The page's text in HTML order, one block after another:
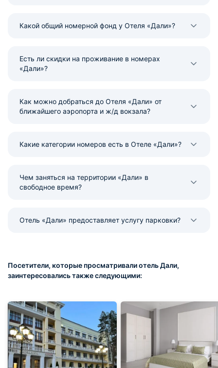
Какой общий номерной фонд у Отеля «Дали»?
Есть ли скидки на проживание в номерах
«Дали»?
Как можно добраться до Отеля «Дали» от
ближайшего аэропорта и ж/д вокзала?
Какие категории номеров есть в Отеле «Дали»?
Чем заняться на территории «Дали» в
свободное время?
Отель «Дали» предоставляет услугу парковки?
Посетители, которые просматривали отель Дали,
заинтересовались также следующими: